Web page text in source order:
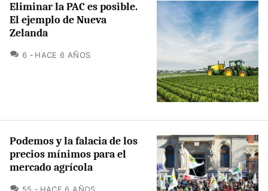
Eliminar la PAC es posible.
El ejemplo de Nueva
Zelanda
6 COMENTARIOS
HACE 6 AÑOS
Podemos y la falacia de los
precios mínimos para el
mercado agrícola
COMENTARIOS